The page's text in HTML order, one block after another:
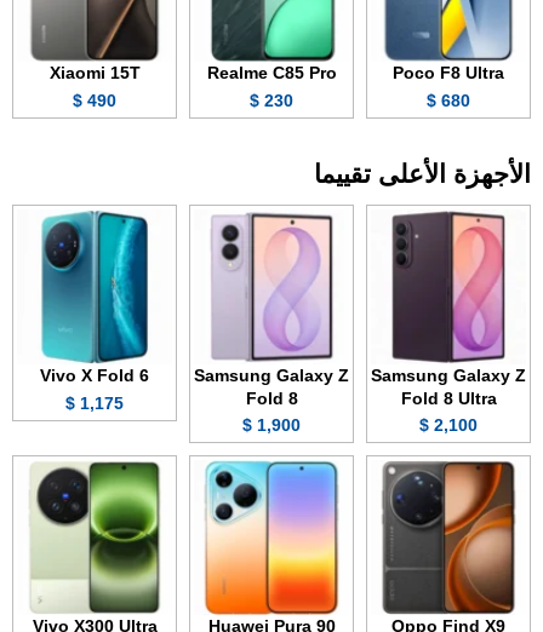
Poco F8 Ultra
680 $
Realme C85 Pro
230 $
Xiaomi 15T
490 $
الأجهزة الأعلى تقييما
Samsung Galaxy Z
Fold 8 Ultra
2,100 $
Samsung Galaxy Z
Fold 8
1,900 $
Vivo X Fold 6
1,175 $
Oppo Find X9
Huawei Pura 90
Vivo X300 Ultra